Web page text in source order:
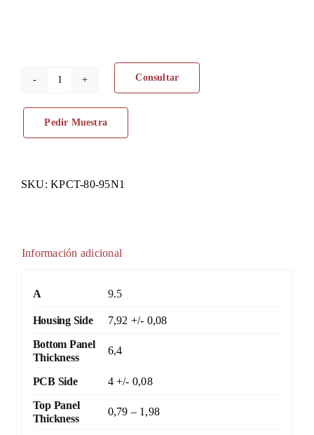
de
doble
Consultar
Pedir Muestra
SKU:KPCT-80-95N1
Información adicional
A 9.5
Housing Side
7,92 +/- 0,08
Bottom Panel
Thickness
6,4
PCB Side
4 +/- 0,08
Top Panel
Thickness
0,79 – 1,98